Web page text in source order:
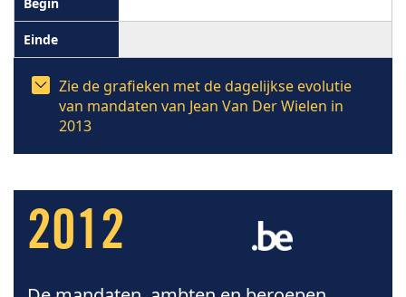
Zie de grafieken met de dagelijkse evolutie
van mandaten van Jean Van Der Wielen in
2013
2012